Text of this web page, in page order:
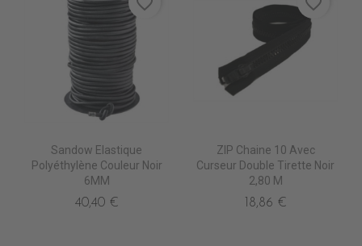
Sandow Elastique
Polyéthylène Couleur Noir
6MM
40,40 €
ZIP Chaine 10 Avec
Curseur Double Tirette Noir
2,80 M
18,86 €